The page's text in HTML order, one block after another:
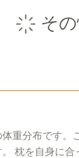
そ
体重分布です
枕を自身に